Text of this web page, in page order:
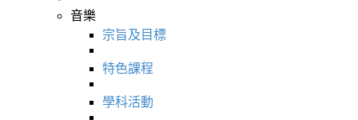
音樂
宗旨及目標
特色課程
學科活動